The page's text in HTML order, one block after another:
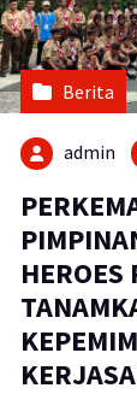
Berita
admin
HEROES